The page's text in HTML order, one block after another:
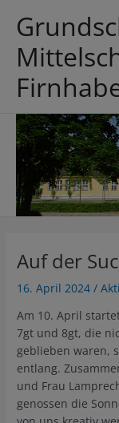
Inhalt
Auf der
16. April 2024/
Am 10. April
7gt und 8gt, die
geblieben waren,
entlang.
und Frau
genossen die